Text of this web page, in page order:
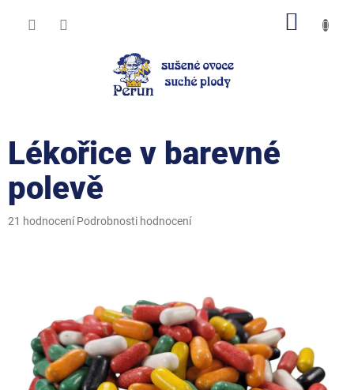
Lékořice v barevné
polevě
Průměrné
hvězdiček.
21 hodnocení Podrobnosti hodnocení